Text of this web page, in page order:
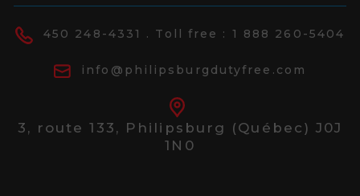
450 248-4331 . Toll free : 1 888 260-5404
info@philipsburgdutyfree.com
3, route 133, Philipsburg (Québec) J0J
1N0